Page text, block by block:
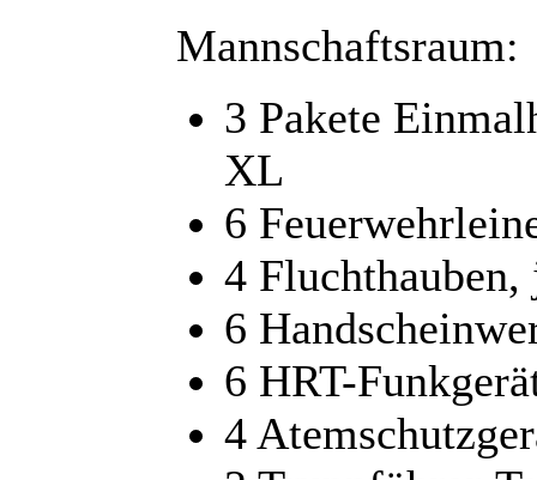
Mannschaftsraum:
3 Pakete
XL
6
4
6
6 HRT-
4